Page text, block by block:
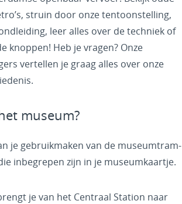
struin door onze tentoonstelling,
leer alles over de techniek of
knoppen! Heb je vragen? Onze
vertellen je graag alles over onze
museum?
je gebruikmaken van de museumtram-
inbegrepen zijn in je museumkaartje.
je van het Centraal Station naar